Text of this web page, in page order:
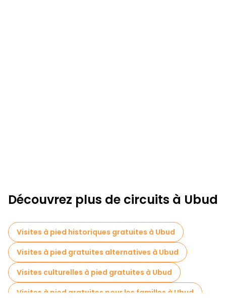
Découvrez plus de circuits à Ubud
Visites à pied historiques gratuites à Ubud
Visites à pied gratuites alternatives à Ubud
Visites culturelles à pied gratuites à Ubud
Visites à pied gratuites pour les familles à Ubud